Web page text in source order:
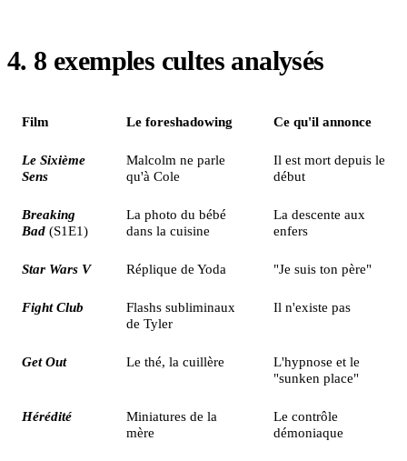
4. 8 exemples cultes analysés
Film Le foreshadowing Ce qu'il annonce
Le Sixième
Sens
Malcolm ne parle
qu'à Cole
Il est mort depuis le
début
Breaking
Bad (S1E1)
La photo du bébé
dans la cuisine
La descente aux
enfers
Star Wars V Réplique de Yoda "Je suis ton père"
Fight Club
Flashs subliminaux
de Tyler
Il n'existe pas
Get Out Le thé, la cuillère
L'hypnose et le
"sunken place"
Hérédité
Miniatures de la
mère
Le contrôle
démoniaque